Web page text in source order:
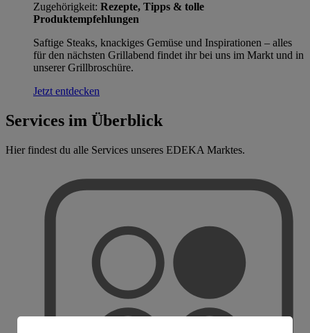
Zugehörigkeit: Rezepte, Tipps & tolle
Produktempfehlungen
Saftige Steaks, knackiges Gemüse und Inspirationen – alles
für den nächsten Grillabend findet ihr bei uns im Markt und in
unserer Grillbroschüre.
Jetzt entdecken
Services im Überblick
Hier findest du alle Services unseres EDEKA Marktes.